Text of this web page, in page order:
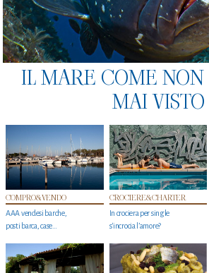
IL MARE COME NON
MAI VISTO
COMPRO&VENDO
AAA vendesi barche,
posti barca, case…
CROCIERE&CHARTER
In crociera per single
s'incrocia l’amore?